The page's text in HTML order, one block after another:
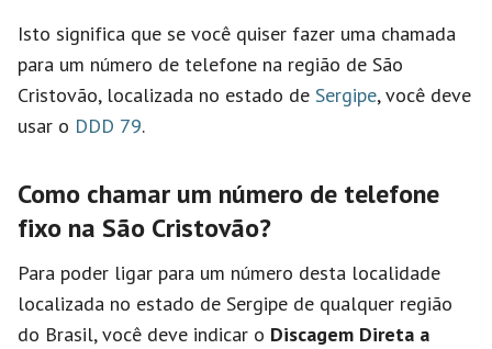
Isto significa que se você quiser fazer uma chamada
para um número de telefone na região de São
Cristovão, localizada no estado de Sergipe, você deve
usar o DDD 79.
Como chamar um número de telefone
fixo na São Cristovão?
Para poder ligar para um número desta localidade
localizada no estado de Sergipe de qualquer região
do Brasil, você deve indicar o Discagem Direta a